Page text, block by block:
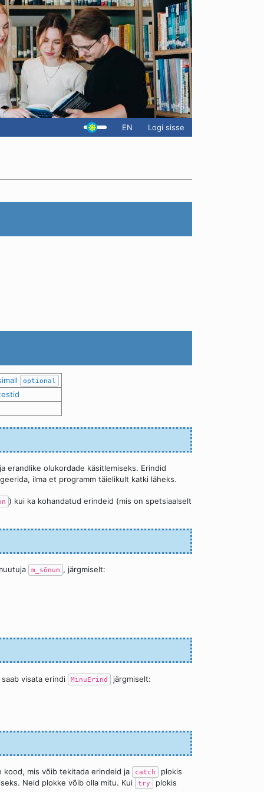
EN Logi sisse
optional
erandlike olukordade käsitlemiseks. Erindid
ilma et programm täielikult katki läheks.
) kui ka kohandatud erindeid (mis on spetsiaalselt
m_sõnum , järgmiselt:
visata erindi MinuErind järgmiselt:
kood, mis võib tekitada erindeid ja catch
plokis
Neid plokke võib olla mitu. Kui try
plokis